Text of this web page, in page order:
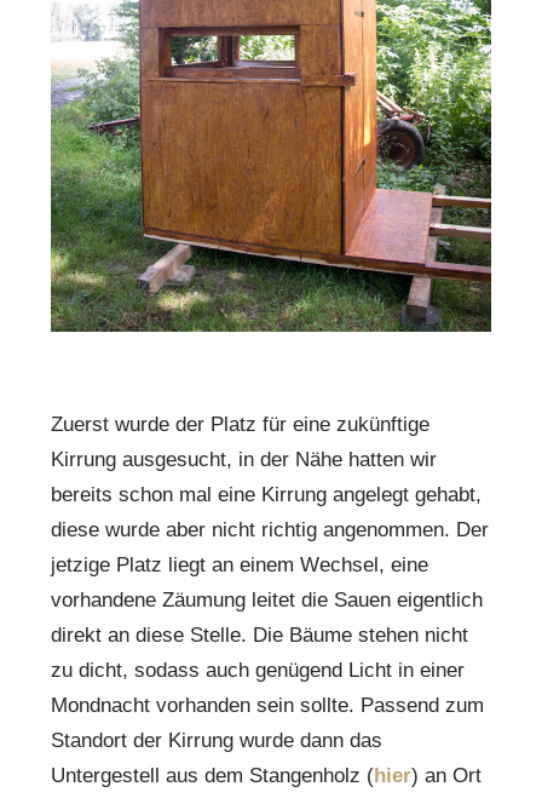
Zuerst wurde der Platz für eine zukünftige
Kirrung ausgesucht, in der Nähe hatten wir
bereits schon mal eine Kirrung angelegt gehabt,
diese wurde aber nicht richtig angenommen. Der
jetzige Platz liegt an einem Wechsel, eine
vorhandene Zäumung leitet die Sauen eigentlich
direkt an diese Stelle. Die Bäume stehen nicht
zu dicht, sodass auch genügend Licht in einer
Mondnacht vorhanden sein sollte. Passend zum
Standort der Kirrung wurde dann das
Untergestell aus dem Stangenholz (hier) an Ort